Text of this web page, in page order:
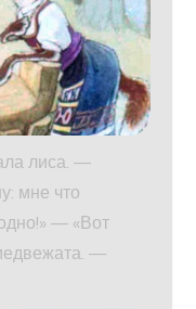
лиса. —
мне что
— «Вот
—